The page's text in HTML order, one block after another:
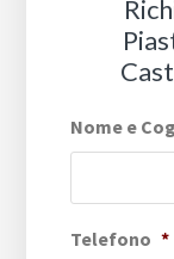
Nome e
Telefono *